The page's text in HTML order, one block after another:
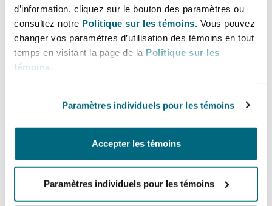
d’information, cliquez sur le bouton des paramètres ou
consultez notre Politique sur les témoins. Vous pouvez
changer vos paramètres d’utilisation des témoins en tout
temps en visitant la page de la Politique sur les
témoins
Paramètres individuels pour les témoins
Accepter les témoins
Paramètres individuels pour les témoins
Professionnels de la construction